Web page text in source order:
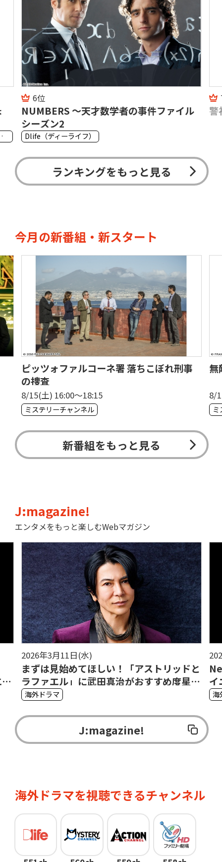
7位
警視カサンドル〜湖畔の事件簿〜 6 警
ランキングをもっと見る
今月の新番組・新スタート
無敵の甘党判事マリアンヌ
8/17(月) 20:00〜21:00
ミステリーチャンネル
ア
8/
新番組をもっと見る
J:magazine!
エンタメをもっと楽しむWebマガジン
2026年3月11日(水)
まずは見始めてほしい！「アストリッドと
ラファエル」に武田真治がおすすめ度星5
つ
海外ドラマ
イ
海
J:magazine!
海外ドラマを視聴できるチャンネル